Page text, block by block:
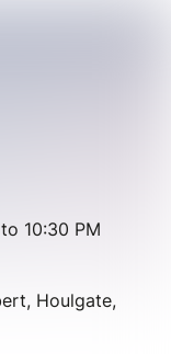
10:30 PM
Houlgate,